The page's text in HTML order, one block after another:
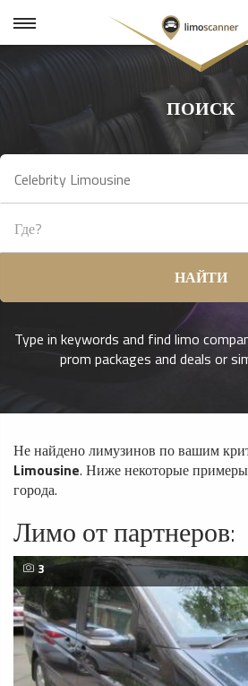
ПОИСК
НАЙТИ
Type in keywords and find limo
prom packages and deals or
Не найдено лимузинов по вашим
Limousine. Ниже некоторые
города.
Лимо от партнеров:
3